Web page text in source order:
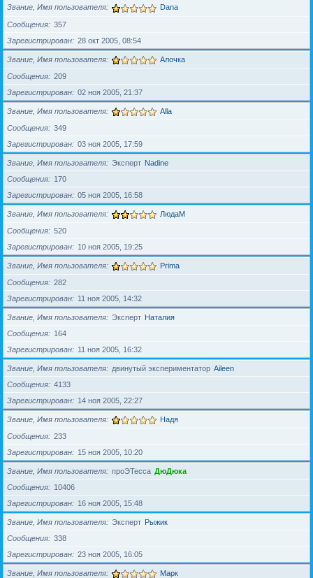
Звание, Имя пользователя Dana
Сообщения
357
Зарегистрирован
28 окт 2005, 08:54
Звание, Имя пользователя Алочка
Сообщения
209
Зарегистрирован
02 ноя 2005, 21:37
Звание, Имя пользователя Alla
Сообщения
349
Зарегистрирован
03 ноя 2005, 17:59
Звание, Имя пользователя Эксперт Nadine
Сообщения
170
Зарегистрирован
05 ноя 2005, 16:58
Звание, Имя пользователя ЛюдаМ
Сообщения
520
Зарегистрирован
10 ноя 2005, 19:25
Звание, Имя пользователя Prima
Сообщения
282
Зарегистрирован
11 ноя 2005, 14:32
Звание, Имя пользователя Эксперт Наталия
Сообщения
164
Зарегистрирован
11 ноя 2005, 16:32
Звание, Имя пользователя двинутый экспериментатор Aileen
Сообщения
4133
Зарегистрирован
14 ноя 2005, 22:27
Звание, Имя пользователя Надя
Сообщения
233
Зарегистрирован
15 ноя 2005, 10:20
Звание, Имя пользователя проЭТесса ДюДюка
Сообщения
10406
Зарегистрирован
16 ноя 2005, 15:48
Звание, Имя пользователя Эксперт Рыжик
Сообщения
338
Зарегистрирован
23 ноя 2005, 16:05
Звание, Имя пользователя Марк